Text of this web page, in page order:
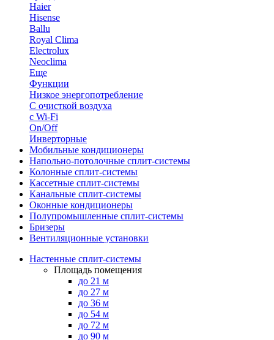
Haier
Hisense
Ballu
Royal Clima
Electrolux
Neoclima
Еще
Функции
Низкое энергопотребление
С очисткой воздуха
с Wi-Fi
On/Off
Инверторные
Мобильные кондиционеры
Напольно-потолоч​ные ​сплит-системы
Колонные ​​сплит-системы
Кассетные сплит-системы
Канальные сплит-системы
Оконные кондиционеры
Полупромышленные сплит-системы
Бризеры
Вентиляционные установки
Настенные сплит-системы
Площадь помещения
до 21 м
до 27 м
до 36 м
до 54 м
до 72 м
до 90 м